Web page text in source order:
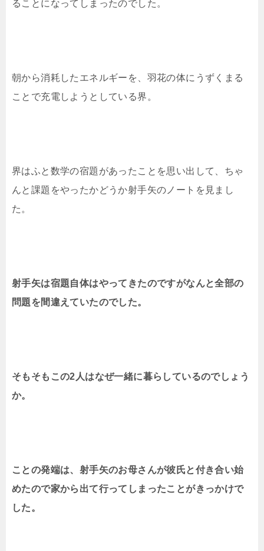
ることになってしまったのでした。
朝から消耗したエネルギーを、羽花の体にうずくまる
ことで充電しようとしている界。
界はふと数学の宿題があったことを思い出して、ちゃ
んと課題をやったかどうか射手矢のノートを見まし
た。
射手矢は宿題自体はやってきたのですがなんと全部の
問題を間違えていたのでした。
そもそもこの2人はなぜ一緒に暮らしているのでしょう
か。
ことの発端は、射手矢のお母さんが彼氏と付き合い始
めたので家から出て行ってしまったことがきっかけで
した。